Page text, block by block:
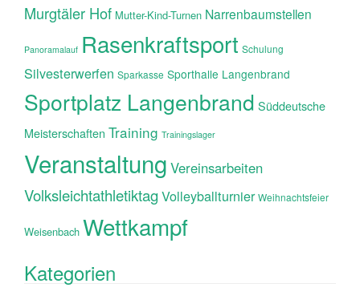
Murgtäler Hof Mutter-Kind-Turnen Narrenbaumstellen
Panoramalauf Rasenkraftsport Schulung
Silvesterwerfen Sparkasse Sporthalle Langenbrand
Sportplatz Langenbrand Süddeutsche
Meisterschaften Training Trainingslager
Veranstaltung Vereinsarbeiten
Volksleichtathletiktag Volleyballturnier Weihnachtsfeier
Weisenbach Wettkampf
Kategorien